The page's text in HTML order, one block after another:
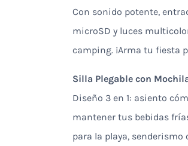
Con sonido potente,
microSD y luces
camping. ¡Arma tu fiesta
Silla Plegable con
Diseño 3 en 1: asiento
mantener tus bebidas
para la playa, senderismo